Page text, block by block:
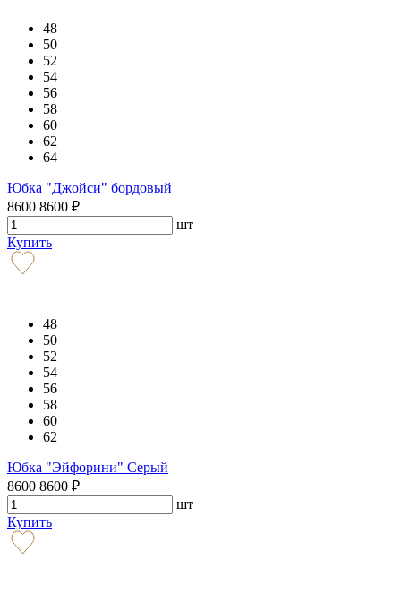
48
50
52
54
56
58
60
62
64
Юбка "Джойси" бордовый
8600 8600 ₽
шт
Купить
48
50
52
54
56
58
60
62
Юбка "Эйфорини" Серый
8600 8600 ₽
шт
Купить